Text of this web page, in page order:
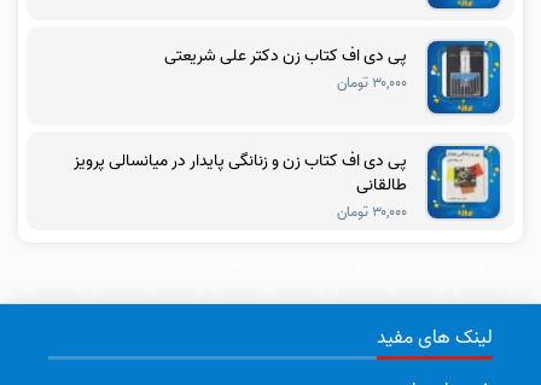
پی دی اف کتاب زن دکتر علی شریعتی
۳۰,۰۰۰ تومان
پی دی اف کتاب زن و زنانگی پایدار در میانسالی پرویز
طالقانی
۳۰,۰۰۰ تومان
لینک های مفید